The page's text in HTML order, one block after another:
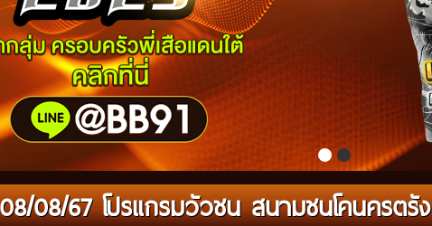
08/67 โปรแกรมวัวชน สนามชนโคนครตรัง